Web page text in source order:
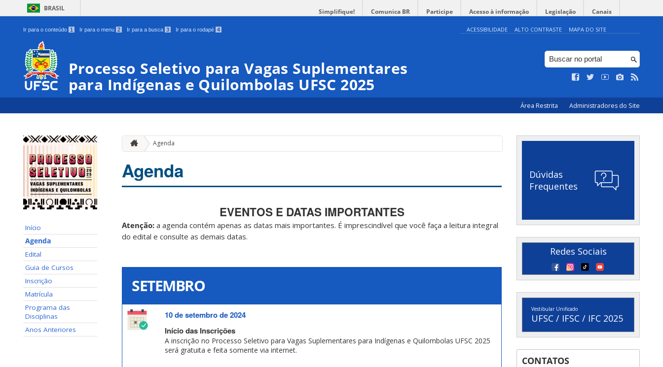
BRASIL Simplifique! Comunica BR Participe Acesso à informação Legislação Canais
Ir para o conteúdo 1 Ir para o menu 2 Ir para a busca 3 Ir para o rodapé 4 ACESSIBILIDADE ALTO CONTRASTE MAPA DO SITE
Processo Seletivo para Vagas Suplementares
para Indígenas e Quilombolas UFSC 2025
Área Restrita Administradores do Site
Início
Agenda
Edital
Guia de Cursos
Inscrição
Matrícula
Programa das
Disciplinas
Anos Anteriores
Agenda
Agenda
EVENTOS E DATAS IMPORTANTES
Atenção: a agenda contém apenas as datas mais importantes. É imprescindível que você faça a leitura integral
do edital e consulte as demais datas.
SETEMBRO
10 de setembro de 2024
Início das Inscrições
A inscrição no Processo Seletivo para Vagas Suplementares para Indígenas e Quilombolas UFSC 2025
será gratuita e feita somente via internet.
Dúvidas
Frequentes
Redes Sociais
Vestibular Unificado
UFSC / IFSC / IFC 2025
CONTATOS